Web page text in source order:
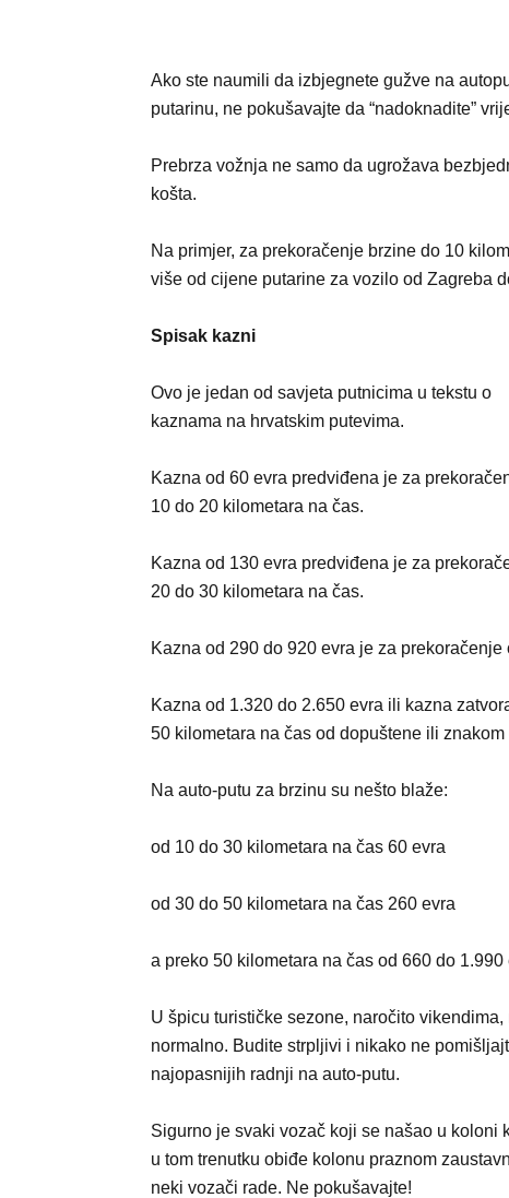
Ako ste naumili da izbjegnete gužve na
putarinu, ne pokušavajte da “nadoknadite”
Prebrza vožnja ne samo da ugrožava
košta.
Na primjer, za prekoračenje brzine do 10
više od cijene putarine za vozilo od Zagreba
Spisak kazni
Ovo je jedan od savjeta putnicima u tekstu o
kaznama na hrvatskim putevima.
Kazna od 60 evra predviđena je za
10 do 20 kilometara na čas.
Kazna od 130 evra predviđena je za
20 do 30 kilometara na čas.
Kazna od 290 do 920 evra je za
Kazna od 1.320 do 2.650 evra ili kazna
50 kilometara na čas od dopuštene ili
Na auto-putu za brzinu su nešto blaže:
od 10 do 30 kilometara na čas 60 evra
od 30 do 50 kilometara na čas 260 evra
a preko 50 kilometara na čas od 660 do 1.990
U špicu turističke sezone, naročito
normalno. Budite strpljivi i nikako ne
najopasnijih radnji na auto-putu.
Sigurno je svaki vozač koji se našao u
u tom trenutku obiđe kolonu praznom
neki vozači rade. Ne pokušavajte!